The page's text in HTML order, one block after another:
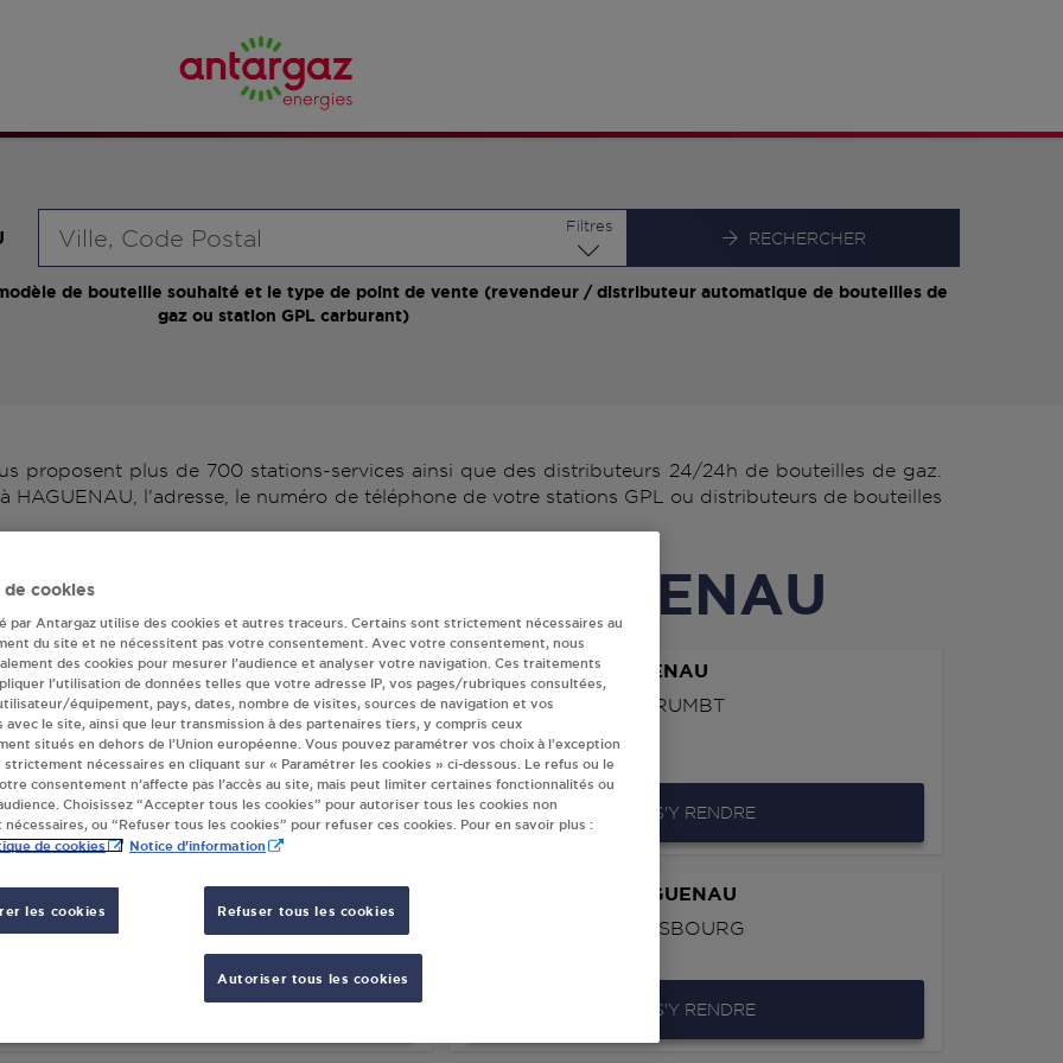
Filtres
RECHERCHER
de bouteille souhaité et le type de point de vente (revendeur / distributeur automatique de bouteilles de
gaz ou station GPL carburant)
proposent plus de 700 stations-services ainsi que des distributeurs 24/24h de bouteilles de gaz.
HAGUENAU, l'adresse, le numéro de téléphone de votre stations GPL ou distributeurs de bouteilles
Antargaz à HAGUENAU
GPL CARBURANT CARREFOUR
- CARFUEL HAGUENAU
DU RHIN
HAGUENAU
S'Y RENDRE
MATCH 902 HAGUENAU
2, PLACE DESIRE BRUMBT
.
67500HAGUENAU
S'Y RENDRE
SERVICE HELMCHEN HAGUENAU
DE BITCHE
RELAIS TOTAL HAGUENAU
22 ROUTE DE STRASBOURG
S'Y RENDRE
de cookies
par Antargaz utilise des cookies et autres traceurs. Certains sont strictement nécessaires au
du site et ne nécessitent pas votre consentement. Avec votre consentement, nous
des cookies pour mesurer l’audience et analyser votre navigation. Ces traitements
l’utilisation de données telles que votre adresse IP, vos pages/rubriques consultées,
équipement, pays, dates, nombre de visites, sources de navigation et vos
avec le site, ainsi que leur transmission à des partenaires tiers, y compris ceux
situés en dehors de l’Union européenne. Vous pouvez paramétrer vos choix à l’exception
strictement nécessaires en cliquant sur « Paramétrer les cookies » ci-dessous. Le refus ou le
consentement n’affecte pas l’accès au site, mais peut limiter certaines fonctionnalités ou
Choisissez “Accepter tous les cookies” pour autoriser tous les cookies non
ou “Refuser tous les cookies” pour refuser ces cookies. Pour en savoir plus :
de cookies Notice d'information
les cookies Refuser tous les cookies
Autoriser tous les cookies